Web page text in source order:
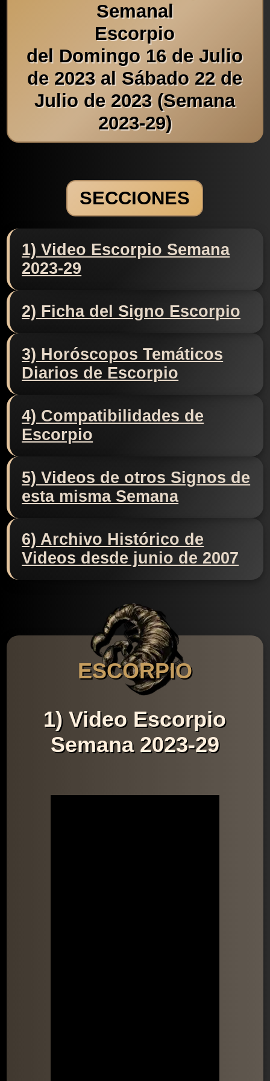
Semanal
Escorpio
del Domingo 16 de Julio
de 2023 al Sábado 22 de
Julio de 2023 (Semana
2023-29)
SECCIONES
1) Video Escorpio Semana
2023-29
2) Ficha del Signo Escorpio
3) Horóscopos Temáticos
Diarios de Escorpio
4) Compatibilidades de
Escorpio
5) Videos de otros Signos de
esta misma Semana
6) Archivo Histórico de
Videos desde junio de 2007
ESCORPIO
1) Video Escorpio
Semana 2023-29